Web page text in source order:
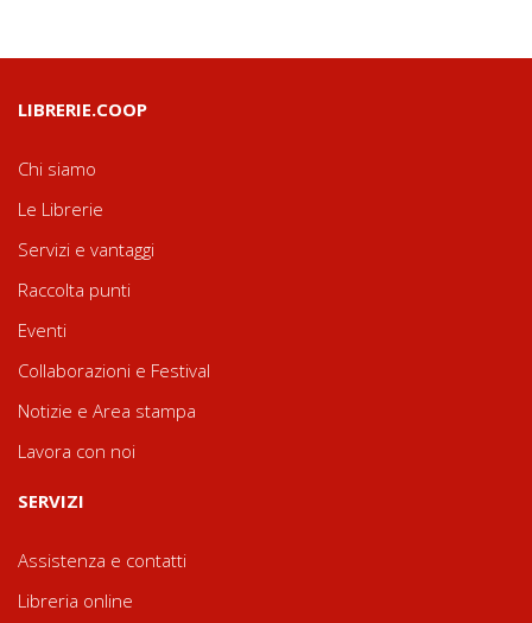
LIBRERIE.COOP
Chi siamo
Le Librerie
Servizi e vantaggi
Raccolta punti
Eventi
Collaborazioni e Festival
Notizie e Area stampa
Lavora con noi
SERVIZI
Assistenza e contatti
Libreria online